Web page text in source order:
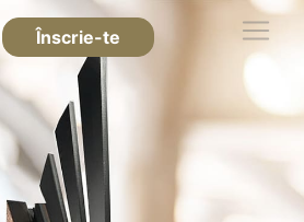
Înscrie-te